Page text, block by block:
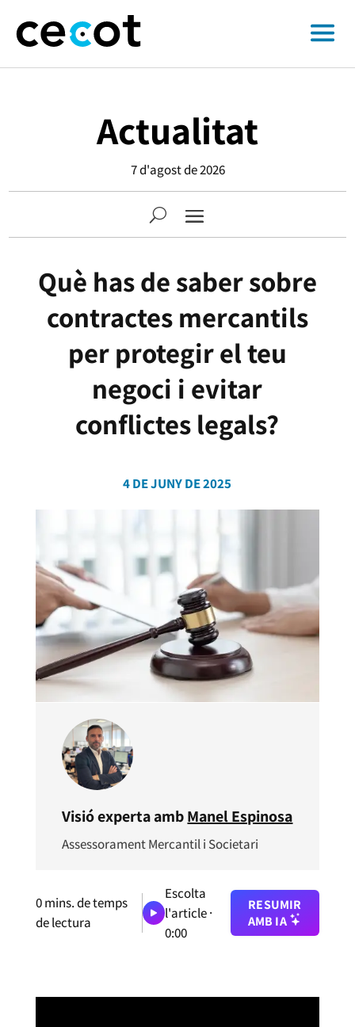
Actualitat
7 d'agost de 2026
Què has de saber sobre
contractes mercantils
per protegir el teu
negoci i evitar
conflictes legals?
4 DE JUNY DE 2025
Visió experta ambManel Espinosa
Assessorament Mercantil i Societari
0mins. de temps
de lectura
Escolta
l'article ·
0:00
RESUMIR
AMB IA